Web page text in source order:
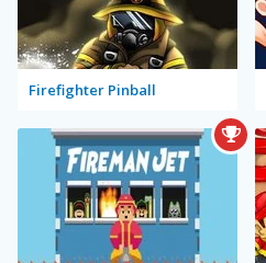
Firefighter Pinball